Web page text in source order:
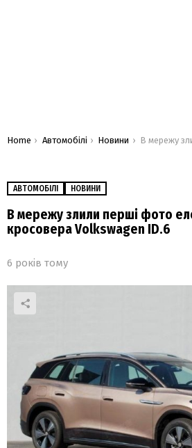
You are here:
Home Автомобілі Новини В мережу злили перші фото електричного
АВТОМОБІЛІ НОВИНИ
В мережу злили перші фото
кросовера Volkswagen ID.6
6 років тому